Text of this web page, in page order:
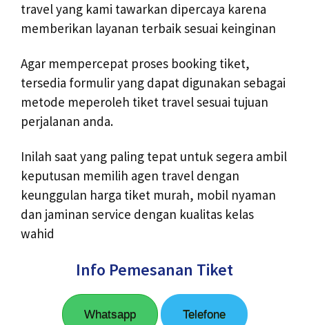
travel yang kami tawarkan dipercaya karena
memberikan layanan terbaik sesuai keinginan
Agar mempercepat proses booking tiket,
tersedia formulir yang dapat digunakan sebagai
metode meperoleh tiket travel sesuai tujuan
perjalanan anda.
Inilah saat yang paling tepat untuk segera ambil
keputusan memilih agen travel dengan
keunggulan harga tiket murah, mobil nyaman
dan jaminan service dengan kualitas kelas
wahid
Info Pemesanan Tiket
Whatsapp Telefone